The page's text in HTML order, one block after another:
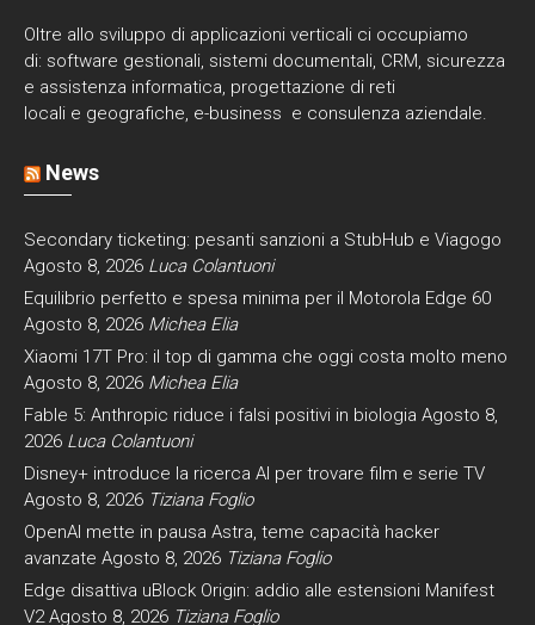
Oltre allo sviluppo di applicazioni verticali ci occupiamo
di: software gestionali, sistemi documentali, CRM, sicurezza
e assistenza informatica, progettazione di reti
locali e geografiche, e-business e consulenza aziendale.
News
Secondary ticketing: pesanti sanzioni a StubHub e Viagogo
Agosto 8, 2026 Luca Colantuoni
Equilibrio perfetto e spesa minima per il Motorola Edge 60
Agosto 8, 2026 Michea Elia
Xiaomi 17T Pro: il top di gamma che oggi costa molto meno
Agosto 8, 2026 Michea Elia
Fable 5: Anthropic riduce i falsi positivi in biologia Agosto 8,
2026 Luca Colantuoni
Disney+ introduce la ricerca AI per trovare film e serie TV
Agosto 8, 2026 Tiziana Foglio
OpenAI mette in pausa Astra, teme capacità hacker
avanzate Agosto 8, 2026 Tiziana Foglio
Edge disattiva uBlock Origin: addio alle estensioni Manifest
V2 Agosto 8, 2026 Tiziana Foglio